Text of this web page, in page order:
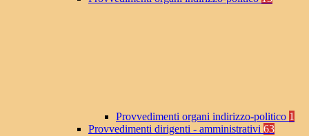
Provvedimenti organi indirizzo-politico 1
Provvedimenti dirigenti - amministrativi 63